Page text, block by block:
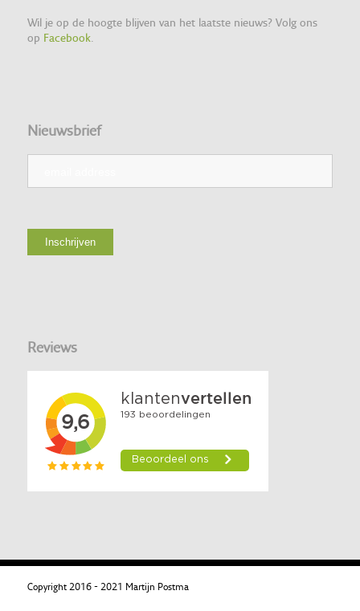
Wil je op de hoogte blijven van het laatste nieuws? Volg ons
op Facebook.
Nieuwsbrief
Reviews
Copyright 2016 - 2021 Martijn Postma